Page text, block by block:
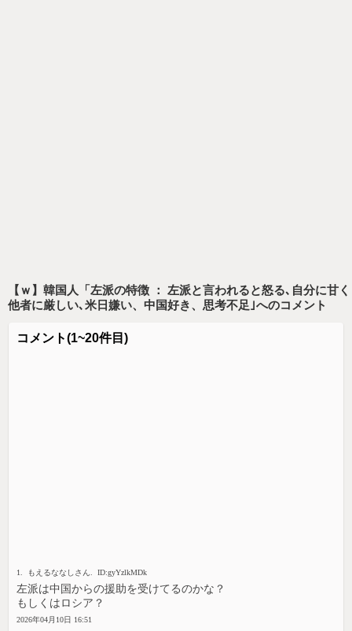
【ｗ】韓国人「左派の特徴 ： 左派と言われると怒る､自分に甘く
他者に厳しい､米日嫌い、中国好き、思考不足｣へのコメント
コメント(1~20件目)
1. もえるななしさん. ID:gyYzlkMDk
左派は中国からの援助を受けてるのかな？
もしくはロシア？
2026年04月10日 16:51